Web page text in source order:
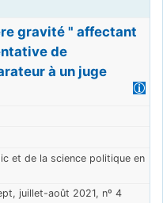
gravité " affectant
de
à un juge
et de la science politique en
juillet-août 2021, nº 4